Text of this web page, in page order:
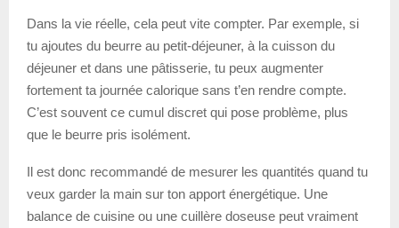
Dans la vie réelle, cela peut vite compter. Par exemple, si
tu ajoutes du beurre au petit-déjeuner, à la cuisson du
déjeuner et dans une pâtisserie, tu peux augmenter
fortement ta journée calorique sans t’en rendre compte.
C’est souvent ce cumul discret qui pose problème, plus
que le beurre pris isolément.
Il est donc recommandé de mesurer les quantités quand tu
veux garder la main sur ton apport énergétique. Une
balance de cuisine ou une cuillère doseuse peut vraiment